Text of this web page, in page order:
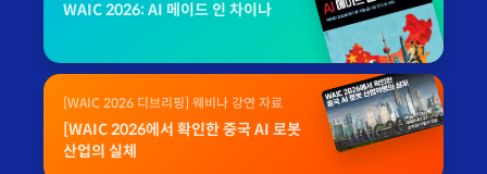
WAIC 2026: AI 메이드 인 차이나
[WAIC 2026 디브리핑] 웨비나 강연 자료
[WAIC 2026에서 확인한 중국 AI 로봇
산업의 실체